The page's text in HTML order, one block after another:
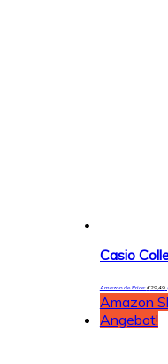
Amazon.de Price:€29,49
Amazon
Angebot!